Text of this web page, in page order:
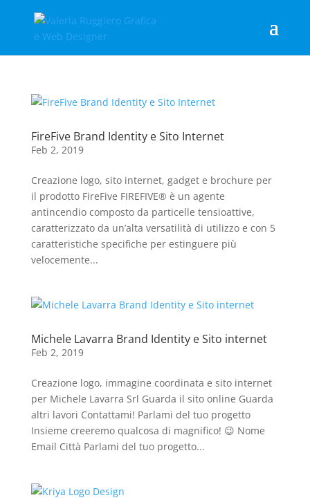
FireFive Brand Identity e Sito Internet
Feb 2, 2019
Creazione logo, sito internet, gadget e brochure per
il prodotto FireFive FIREFIVE® è un agente
antincendio composto da particelle tensioattive,
caratterizzato da un’alta versatilità di utilizzo e con 5
caratteristiche specifiche per estinguere più
velocemente...
Michele Lavarra Brand Identity e Sito internet
Feb 2, 2019
Creazione logo, immagine coordinata e sito internet
per Michele Lavarra Srl Guarda il sito online Guarda
altri lavori Contattami! Parlami del tuo progetto
Insieme creeremo qualcosa di magnifico! 😉 Nome
Email Città Parlami del tuo progetto...